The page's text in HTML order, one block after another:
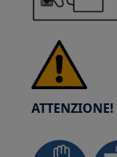
ATTENZIONE!